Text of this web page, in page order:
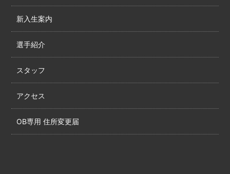
新入生案内
選手紹介
スタッフ
アクセス
OB専用 住所変更届